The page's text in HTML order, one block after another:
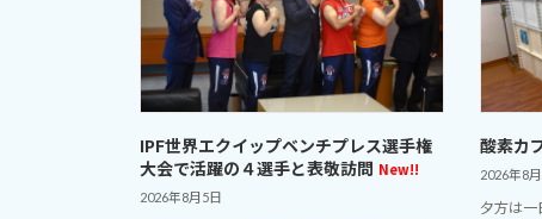
IPF世界エクイップベンチプレス選手権
大会で活躍の４選手と表敬訪問 New!!
2026年8月5日
酸素カ
2026年8
夕方は一